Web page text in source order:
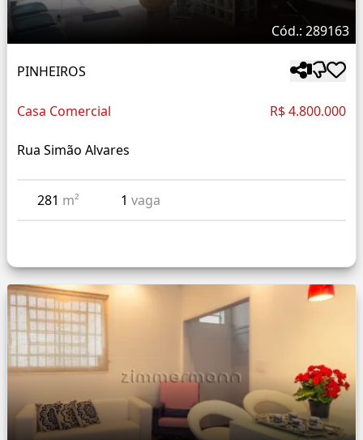
Cód.: 289163
PINHEIROS
Casa Comercial R$ 4.800.000
Rua Simão Alvares
281 m² 1 vaga